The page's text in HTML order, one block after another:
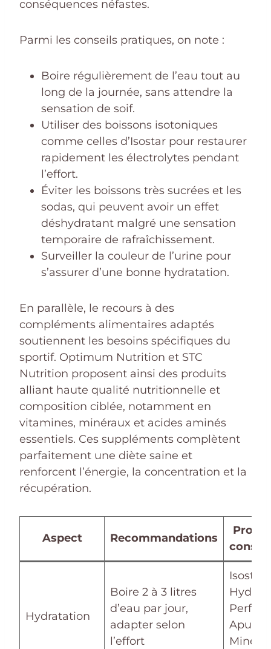
conséquences néfastes.
Parmi les conseils pratiques, on note :
Boire régulièrement de l’eau tout au
long de la journée, sans attendre la
sensation de soif.
Utiliser des boissons isotoniques
comme celles d’Isostar pour restaurer
rapidement les électrolytes pendant
l’effort.
Éviter les boissons très sucrées et les
sodas, qui peuvent avoir un effet
déshydratant malgré une sensation
temporaire de rafraîchissement.
Surveiller la couleur de l’urine pour
s’assurer d’une bonne hydratation.
En parallèle, le recours à des
compléments alimentaires adaptés
soutiennent les besoins spécifiques du
sportif. Optimum Nutrition et STC
Nutrition proposent ainsi des produits
alliant haute qualité nutritionnelle et
composition ciblée, notamment en
vitamines, minéraux et acides aminés
essentiels. Ces suppléments complètent
parfaitement une diète saine et
renforcent l’énergie, la concentration et la
récupération.
Aspect Recommandations
Hydratation
Boire 2 à 3 litres
d’eau par jour,
adapter selon
l’effort
Isostar
Apurna
Mineral